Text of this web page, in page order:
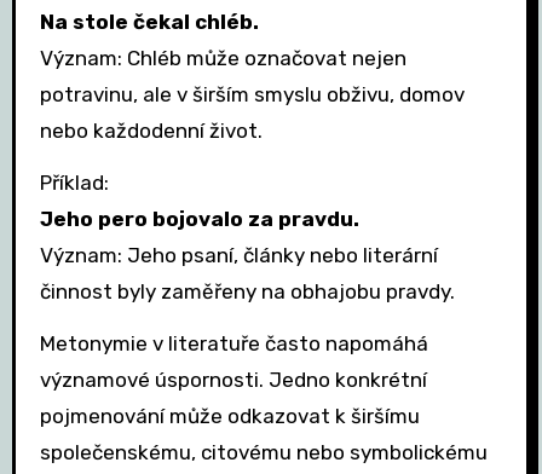
Na stole čekal chléb.
Význam: Chléb může označovat nejen
potravinu, ale v širším smyslu obživu, domov
nebo každodenní život.
Příklad:
Jeho pero bojovalo za pravdu.
Význam: Jeho psaní, články nebo literární
činnost byly zaměřeny na obhajobu pravdy.
Metonymie v literatuře často napomáhá
významové úspornosti. Jedno konkrétní
pojmenování může odkazovat k širšímu
společenskému, citovému nebo symbolickému